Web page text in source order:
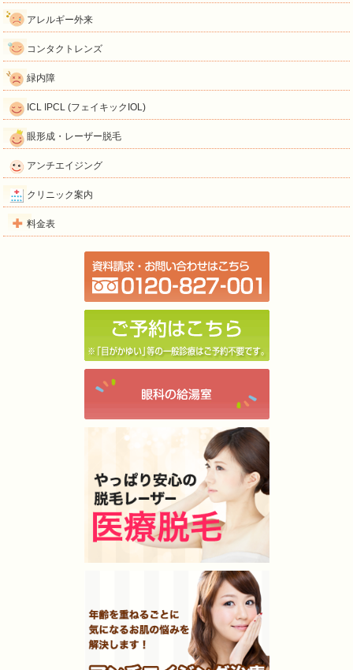
アレルギー外来
コンタクトレンズ
緑内障
ICL IPCL (フェイキックIOL)
眼形成・レーザー脱毛
アンチエイジング
クリニック案内
料金表